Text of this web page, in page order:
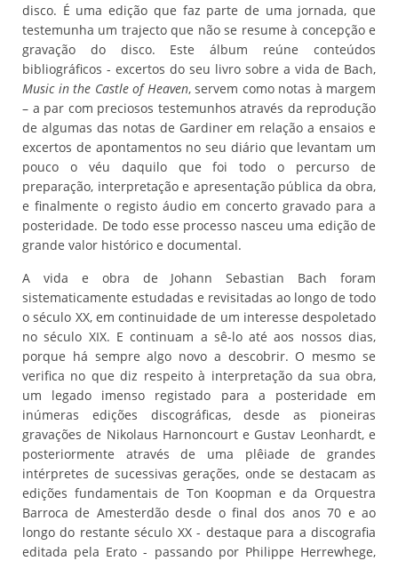
disco. É uma edição que faz parte de uma jornada, que
testemunha um trajecto que não se resume à concepção e
gravação do disco. Este álbum reúne conteúdos
bibliográficos - excertos do seu livro sobre a vida de Bach,
Music in the Castle of Heaven, servem como notas à margem
– a par com preciosos testemunhos através da reprodução
de algumas das notas de Gardiner em relação a ensaios e
excertos de apontamentos no seu diário que levantam um
pouco o véu daquilo que foi todo o percurso de
preparação, interpretação e apresentação pública da obra,
e finalmente o registo áudio em concerto gravado para a
posteridade. De todo esse processo nasceu uma edição de
grande valor histórico e documental.
A vida e obra de Johann Sebastian Bach foram
sistematicamente estudadas e revisitadas ao longo de todo
o século XX, em continuidade de um interesse despoletado
no século XIX. E continuam a sê-lo até aos nossos dias,
porque há sempre algo novo a descobrir. O mesmo se
verifica no que diz respeito à interpretação da sua obra,
um legado imenso registado para a posteridade em
inúmeras edições discográficas, desde as pioneiras
gravações de Nikolaus Harnoncourt e Gustav Leonhardt, e
posteriormente através de uma plêiade de grandes
intérpretes de sucessivas gerações, onde se destacam as
edições fundamentais de Ton Koopman e da Orquestra
Barroca de Amesterdão desde o final dos anos 70 e ao
longo do restante século XX - destaque para a discografia
editada pela Erato - passando por Philippe Herrewhege,